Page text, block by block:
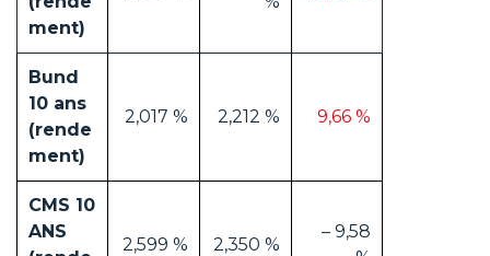
ment)
Bund
10 ans
(rende
ment)
2,017 % 2,212 % 9,66 %
CMS 10
ANS
2,599 % 2,350 %
– 9,58